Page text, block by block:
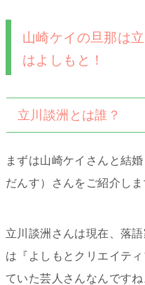
山崎ケイの旦那は
はよしもと！
立川談洲とは誰？
まずは山崎ケイさんと結
だんす）さんをご紹介しま
立川談洲さんは現在、落
は『よしもとクリエイテ
ていた芸人さんなんですね